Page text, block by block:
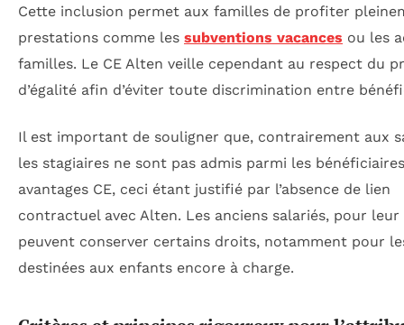
Cette inclusion permet aux familles de profiter
prestations comme les subventions vacances ou les
familles. Le CE Alten veille cependant au respect du
d’égalité afin d’éviter toute discrimination entre
Il est important de souligner que, contrairement aux
les stagiaires ne sont pas admis parmi les
avantages CE, ceci étant justifié par l’absence de lien
contractuel avec Alten. Les anciens salariés, pour
peuvent conserver certains droits, notamment pour
destinées aux enfants encore à charge.